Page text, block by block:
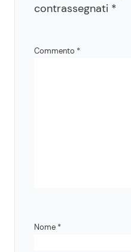
contrassegnati *
Commento *
Nome *